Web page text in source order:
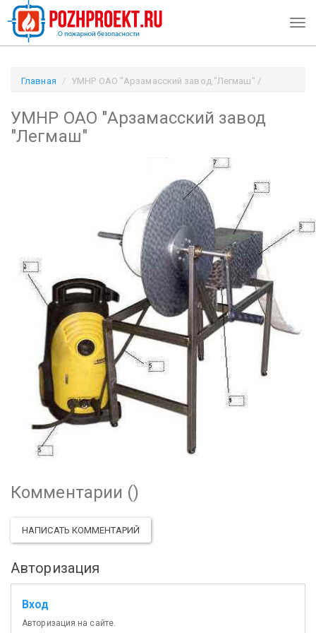
Главная
УМНР ОАО "Арзамасский завод "Легмаш" /
УМНР ОАО "Арзамасский завод
"Легмаш"
Комментарии ()
НАПИСАТЬ КОММЕНТАРИЙ
Авторизация
Вход
Авторизация на сайте.